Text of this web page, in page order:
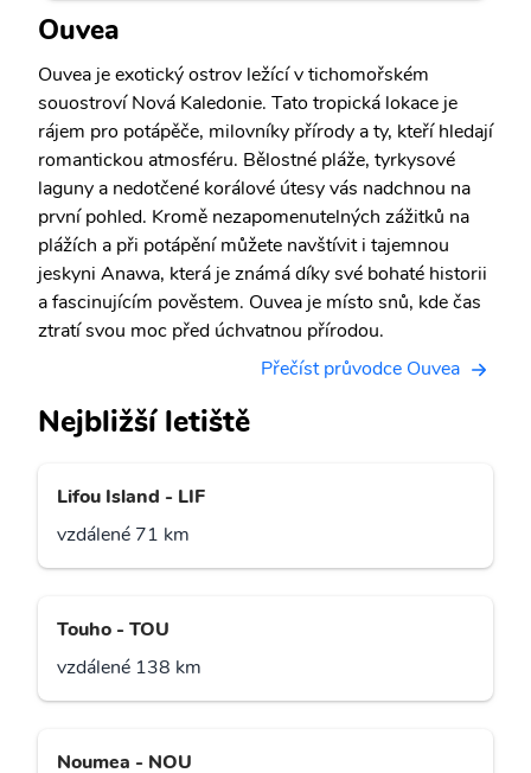
Ouvea
Ouvea je exotický ostrov ležící v tichomořském
souostroví Nová Kaledonie. Tato tropická lokace je
rájem pro potápěče, milovníky přírody a ty, kteří hledají
romantickou atmosféru. Bělostné pláže, tyrkysové
laguny a nedotčené korálové útesy vás nadchnou na
první pohled. Kromě nezapomenutelných zážitků na
plážích a při potápění můžete navštívit i tajemnou
jeskyni Anawa, která je známá díky své bohaté historii
a fascinujícím pověstem. Ouvea je místo snů, kde čas
ztratí svou moc před úchvatnou přírodou.
Přečíst průvodce Ouvea
Nejbližší letiště
Lifou Island - LIF
vzdálené 71 km
Touho - TOU
vzdálené 138 km
Noumea - NOU